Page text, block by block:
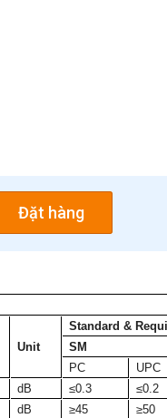
Đặt hàng
Unit
Standard &
SM
PC
UPC
dB ≤0.3
≤0.2
dB ≥45
≥50